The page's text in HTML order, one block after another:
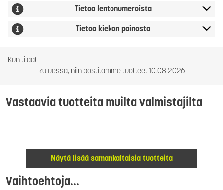
Tietoa lentonumeroista
Tietoa kiekon painosta
Kun tilaat
kuluessa, niin postitamme tuotteet 10.08.2026
Vastaavia tuotteita muilta valmistajilta
Näytä lisää samankaltaisia tuotteita
Vaihtoehtoja...